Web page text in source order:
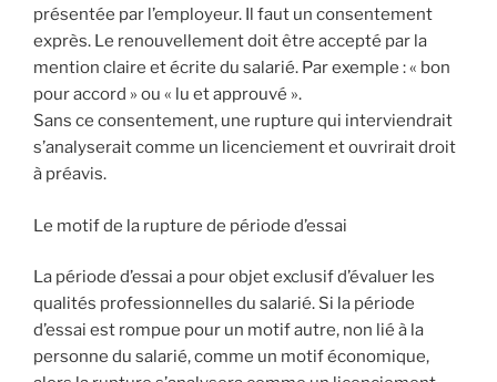
présentée par l’employeur. Il faut un consentement
exprès. Le renouvellement doit être accepté par la
mention claire et écrite du salarié. Par exemple : « bon
pour accord » ou « lu et approuvé ».
Sans ce consentement, une rupture qui interviendrait
s’analyserait comme un licenciement et ouvrirait droit
à préavis.
Le motif de la rupture de période d’essai
La période d’essai a pour objet exclusif d’évaluer les
qualités professionnelles du salarié. Si la période
d’essai est rompue pour un motif autre, non lié à la
personne du salarié, comme un motif économique,